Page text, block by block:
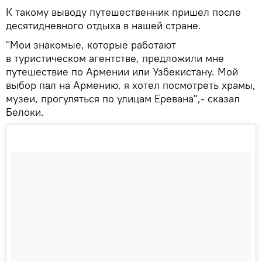
К такому выводу путешественник пришел после
десятидневного отдыха в нашей стране.
"Мои знакомые, которые работают
в туристическом агентстве, предложили мне
путешествие по Армении или Узбекистану. Мой
выбор пал на Армению, я хотел посмотреть храмы,
музеи, прогуляться по улицам Еревана",- сказал
Белоки.